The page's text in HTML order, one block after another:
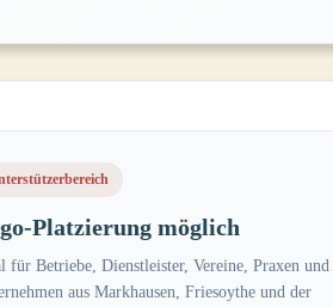
Platzierung möglich
für Betriebe, Dienstleister, Vereine, Praxen und
aus Markhausen, Friesoythe und der